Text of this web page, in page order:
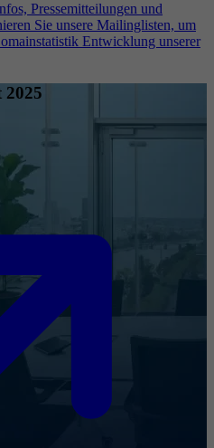
Pressemitteilungen und
Sie unsere Mailinglisten, um
Entwicklung unserer